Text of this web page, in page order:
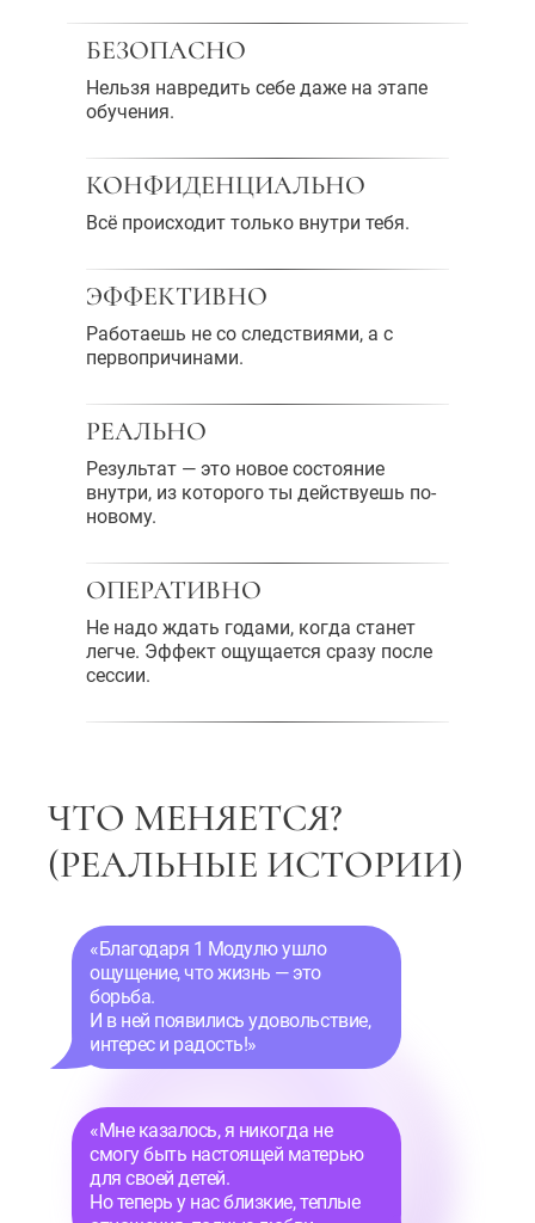
БЕЗОПАСНО
Нельзя навредить себе даже на этапе
обучения.
КОНФИДЕНЦИАЛЬНО
Всё происходит только внутри тебя.
ЭФФЕКТИВНО
Работаешь не со следствиями, а с
первопричинами.
РЕАЛЬНО
Результат — это новое состояние
внутри, из которого ты действуешь по-
новому.
ОПЕРАТИВНО
Не надо ждать годами, когда станет
легче. Эффект ощущается сразу после
сессии.
ЧТО МЕНЯЕТСЯ?
(РЕАЛЬНЫЕ ИСТОРИИ)
«Благодаря 1 Модулю ушло
ощущение, что жизнь — это
борьба.
И в ней появились удовольствие,
интерес и радость!»
«Мне казалось, я никогда не
смогу быть настоящей матерью
для своей детей.
Но теперь у нас близкие, теплые